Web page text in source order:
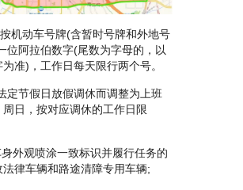
动车号牌(含暂时号牌和外地号
位阿拉伯数字(尾数为字母的，以
准)，工作日每天限行两个号。
节假日放假调休而调整为上班
周日，按对应调休的工作日限
观喷涂一致标识并履行任务的
法律车辆和路途清障专用车辆;